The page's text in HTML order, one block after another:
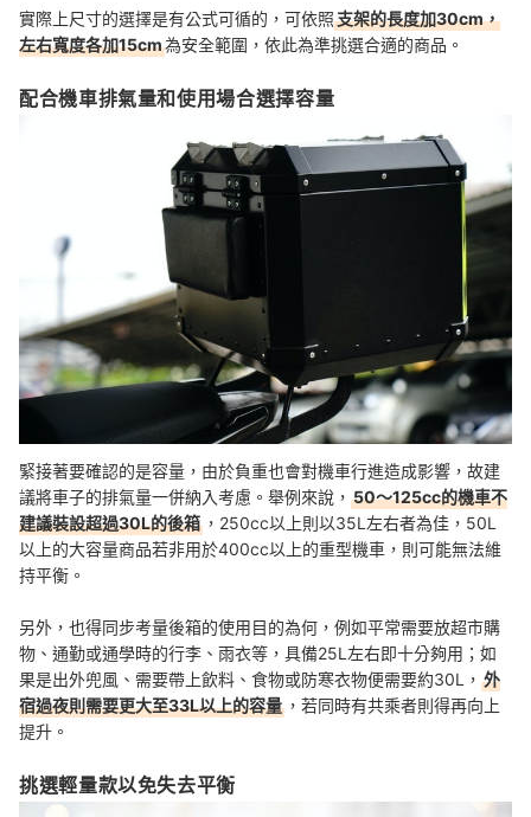
實際上尺寸的選擇是有公式可循的，可依照支架的長度加30cm，
左右寬度各加15cm為安全範圍，依此為準挑選合適的商品。
配合機車排氣量和使用場合選擇容量
緊接著要確認的是容量，由於負重也會對機車行進造成影響，故建
議將車子的排氣量一併納入考慮。舉例來說， 50～125cc的機車不
建議裝設超過30L的後箱 ，250cc以上則以35L左右者為佳，50L
以上的大容量商品若非用於400cc以上的重型機車，則可能無法維
持平衡。
另外，也得同步考量後箱的使用目的為何，例如平常需要放超市購
物、通勤或通學時的行李、雨衣等，具備25L左右即十分夠用；如
果是出外兜風、需要帶上飲料、食物或防寒衣物便需要約30L， 外
宿過夜則需要更大至33L以上的容量 ，若同時有共乘者則得再向上
提升。
挑選輕量款以免失去平衡